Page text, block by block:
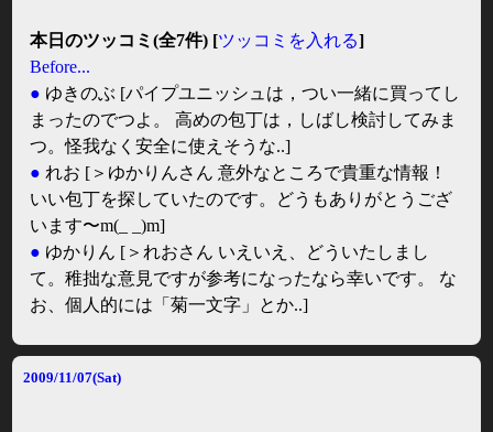
本日のツッコミ(全7件) [ツッコミを入れる]
Before...
● ゆきのぶ [パイプユニッシュは，つい一緒に買ってし
まったのでつよ。 高めの包丁は，しばし検討してみま
つ。怪我なく安全に使えそうな..]
● れお [＞ゆかりんさん 意外なところで貴重な情報！
いい包丁を探していたのです。どうもありがとうござ
います〜m(_ _)m]
● ゆかりん [＞れおさん いえいえ、どういたしまし
て。稚拙な意見ですが参考になったなら幸いです。 な
お、個人的には「菊一文字」とか..]
2009/11/07(Sat)